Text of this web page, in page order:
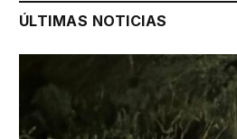
ÚLTIMAS NOTICIAS